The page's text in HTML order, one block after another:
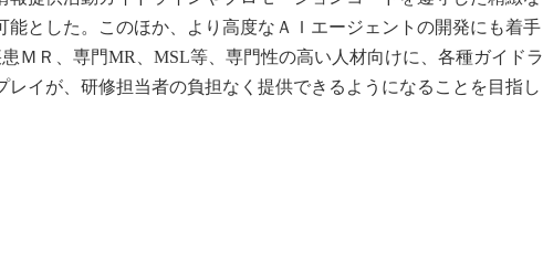
能とした。このほか、より高度なＡＩエージェントの開発にも着手
ＭＲ、専門MR、MSL等、専門性の高い人材向けに、各種ガイドラ
イが、研修担当者の負担なく提供できるようになることを目指し